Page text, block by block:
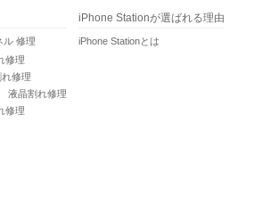
修理
修理
修理
液晶割れ修理
修理
iPhone Stationが選ばれる理由
iPhone Stationとは